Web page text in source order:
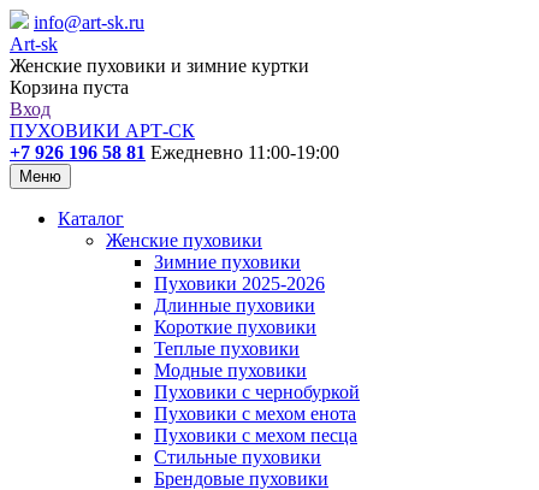
info@art-sk.ru
Art-sk
Женские пуховики и зимние куртки
Корзина пуста
Вход
ПУХОВИКИ АРТ-СК
+7 926 196 58 81 Ежедневно 11:00-19:00
Меню
Каталог
Женские пуховики
Зимние пуховики
Пуховики 2025-2026
Длинные пуховики
Короткие пуховики
Теплые пуховики
Модные пуховики
Пуховики с чернобуркой
Пуховики с мехом енота
Пуховики с мехом песца
Стильные пуховики
Брендовые пуховики